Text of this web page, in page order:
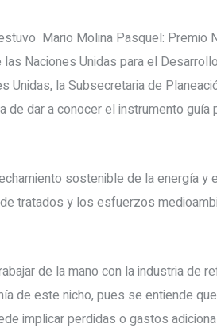
Mario Molina Pasquel: Premio
Naciones Unidas para el
Unidas, la Subsecretaria de
de dar a conocer el instrumento guía
sostenible de la energía y
tratados y los esfuerzos
de la mano con la industria de
de este nicho, pues se entiende
implicar perdidas o gastos